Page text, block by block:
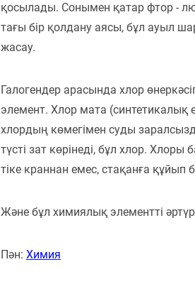
қосылады. Сонымен қатар фтор -
тағы бір қолдану аясы, бұл ауыл
жасау.
Галогендер арасында хлор
элемент. Хлор мата
хлордың көмегімен суды
түсті зат көрінеді, бұл хлор.
тіке краннан емес, стақанға құйып
Және бұл химиялық элементті
Пән: Химия